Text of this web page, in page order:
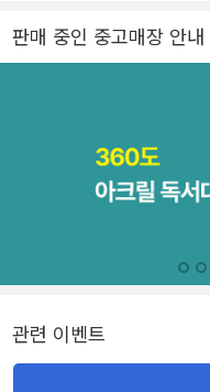
판매 중인 중고매장 안내
관련 이벤트